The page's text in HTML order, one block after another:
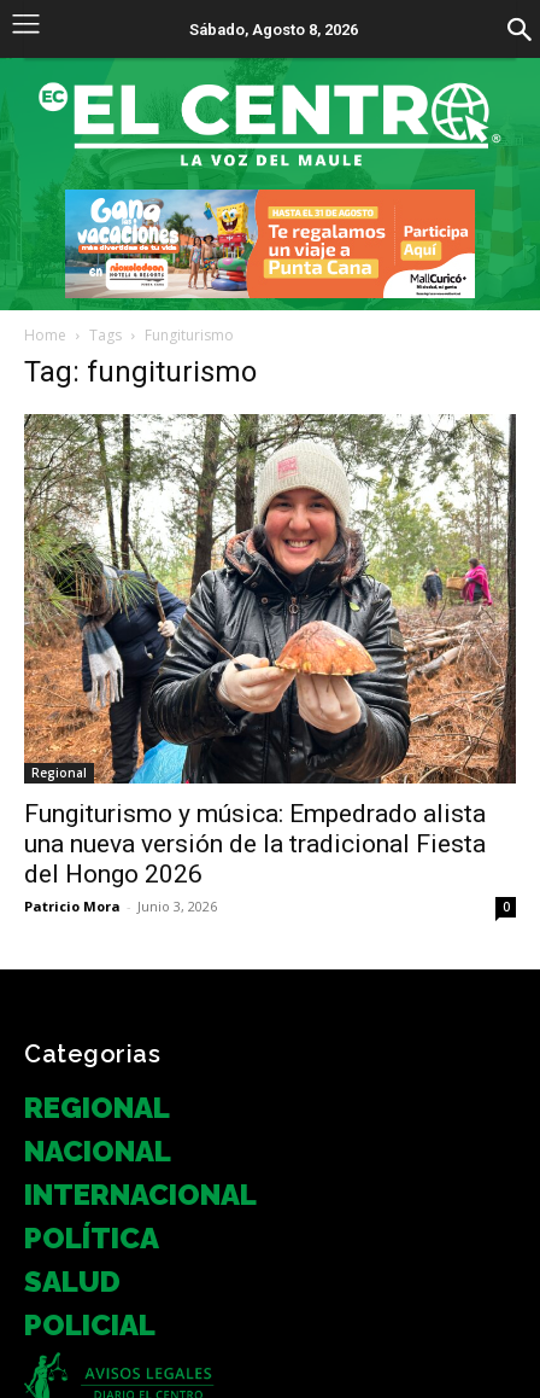
Sábado, Agosto 8, 2026
Home Tags Fungiturismo
Tag: fungiturismo
Regional
Fungiturismo y música: Empedrado alista
una nueva versión de la tradicional Fiesta
del Hongo 2026
Patricio Mora - Junio 3, 2026 0
Categorias
REGIONAL
NACIONAL
INTERNACIONAL
POLÍTICA
SALUD
POLICIAL